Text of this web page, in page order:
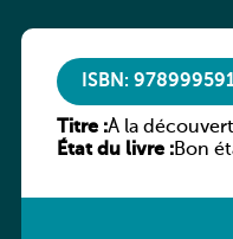
ISBN:
Titre :À la
État du livre :Bon